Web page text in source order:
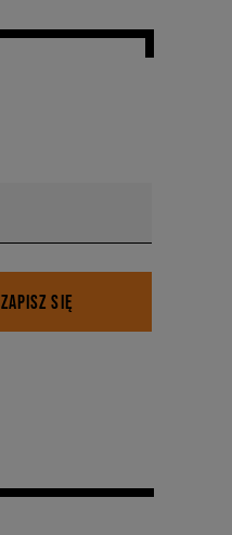
ZAPISZ SIĘ